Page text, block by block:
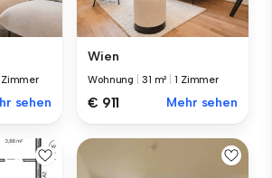
sehen
Wien
Wohnung 31 m² |1 Zimmer
€ 911 Mehr sehen